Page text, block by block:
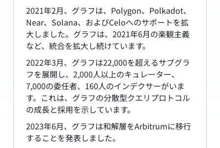
2021年2月、グラフは、Polygon、Polkadot、
Near、Solana、およびCeloへのサポートを拡
大しました。グラフは、2021年6月の楽観主義
など、統合を拡大し続けています。
2022年3月、グラフは22,000を超えるサブグラ
フを展開し、2,000人以上のキュレーター、
7,000の委任者、160人のインデクサーがいま
す。これは、グラフの分散型クエリプロトコル
の成長と採用を示しています。
2023年6月、グラフは和解層をArbitrumに移行
することを発表しました。